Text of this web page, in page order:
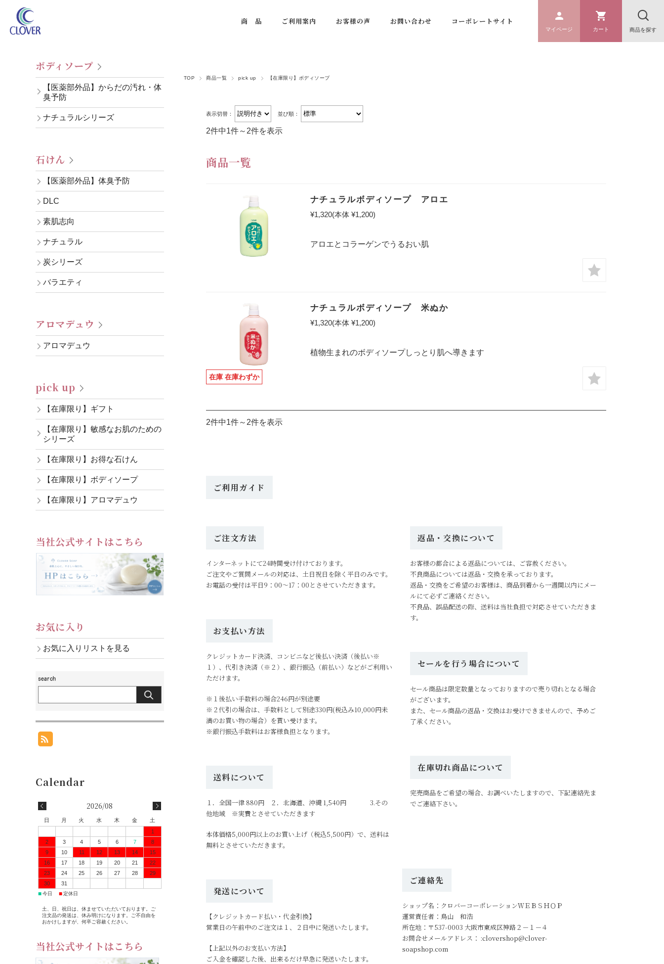
商 品 ご利用案内 お客様の声 お問い合わせ コーポレートサイト
マイページ カート 商品を探す
TOP 商品一覧 pick up 【在庫限り】ボディソープ
表示切替： 並び順：
2件中1件～2件を表示
商品一覧
ナチュラルボディソープ アロエ
¥1,320(本体 ¥1,200)
アロエとコラーゲンでうるおい肌
在庫 在庫わずか
ナチュラルボディソープ 米ぬか
¥1,320(本体 ¥1,200)
植物生まれのボディソープしっとり肌へ導きます
2件中1件～2件を表示
ご利用ガイド
ご注文方法
インターネットにて24時間受け付けております。
ご注文やご質問メールの対応は、土日祝日を除く平日のみです。
お電話の受付は平日9：00～17：00とさせていただきます。
お支払い方法
クレジットカード決済、コンビニなど後払い決済（後払い※
１）、代引き決済（※２）、銀行振込（前払い）などがご利用い
ただけます。
※１後払い手数料の場合246円が別途要
※２代引の場合は、手数料として別途330円(税込み10,000円未
満のお買い物の場合）を貰い受けます。
※銀行振込手数料はお客様負担となります。
送料について
１．全国一律 880円 ２．北海道、沖縄 1,540円 3.その
他地域 ※実費とさせていただきます
本体価格5,000円以上のお買い上げ（税込5,500円）で、送料は
無料とさせていただきます。
発送について
【クレジットカード払い・代金引換】
営業日の午前中のご注文は１、２日中に発送いたします。
【上記以外のお支払い方法】
ご入金を確認した後、出来るだけ早急に発送いたします。
返品・交換について
お客様の都合による返品については、ご容赦ください。
不良商品については返品・交換を承っております。
返品・交換をご希望のお客様は、商品到着から一週間以内にメー
ルにて必ずご連絡ください。
不良品、誤品配送の際、送料は当社負担で対応させていただきま
す。
セールを行う場合について
セール商品は限定数量となっておりますので売り切れとなる場合
がございます。
また、セール商品の返品・交換はお受けできませんので、予めご
了承ください。
在庫切れ商品について
完売商品をご希望の場合、お調べいたしますので、下記連絡先ま
でご連絡下さい。
ご連絡先
ショップ名：クロバーコーポレーションＷＥＢＳＨＯＰ
運営責任者：鳥山 和浩
所在地：〒537-0003 大阪市東成区神路２－１－４
お問合せメールアドレス： :clovershop@clover-
soapshop.com
ボディソープ
【医薬部外品】からだの汚れ・体
臭予防
ナチュラルシリーズ
石けん
【医薬部外品】体臭予防
DLC
素肌志向
ナチュラル
炭シリーズ
バラエティ
アロマデュウ
アロマデュウ
pick up
【在庫限り】ギフト
【在庫限り】敏感なお肌のための
シリーズ
【在庫限り】お得な石けん
【在庫限り】ボディソープ
【在庫限り】アロマデュウ
当社公式サイトはこちら
お気に入り
お気に入りリストを見る
2026/08
日 月 火 水 木 金
土
1
2
3 4 5 6 7
8
9
10 11 12 13 14
15
16
17 18 19 20 21
22
23
24 25 26 27 28
29
30
31
■今日 ■定休日
土、日、祝日は、休ませていただいております。ご
注文品の発送は、休み明けになります。ご不自由を
おかけしますが、何卒ご容赦ください。
当社公式サイトはこちら